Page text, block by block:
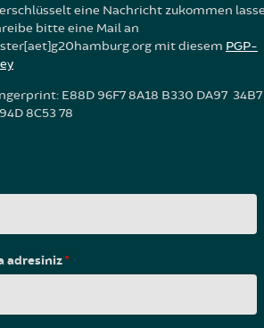
eine Nachricht zukommen
bitte eine Mail an
mit diesem PGP-
E88D 96F7 8A18 B330 DA97 34B7
8C53 78
adresiniz*